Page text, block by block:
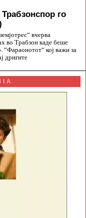
го
вчерва
во Трабзон каде беше
“Фараонотот“ кој важи за
дригите